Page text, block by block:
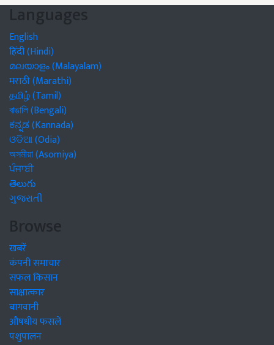
Languages
English
हिंदी (Hindi)
മലയാളം (Malayalam)
मराठी (Marathi)
தமிழ் (Tamil)
বাঙালি (Bengali)
ಕನ್ನಡ (Kannada)
ଓଡିଆ (Odia)
অসমীয়া (Asomiya)
ਪੰਜਾਬੀ
తెలుగు
ગુજરાતી
Browse
खबरें
कंपनी समाचार
सफल किसान
साक्षात्कार
बागवानी
औषधीय फसलें
पशुपालन